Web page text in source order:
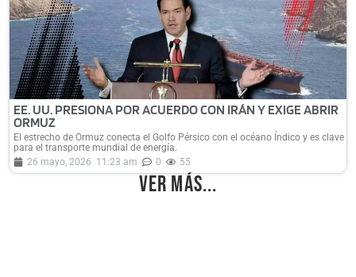
EE. UU. PRESIONA POR ACUERDO CON IRÁN Y EXIGE ABRIR
ORMUZ
El estrecho de Ormuz conecta el Golfo Pérsico con el océano Índico y es clave
para el transporte mundial de energía.
26 mayo, 2026 11:23 am 0 55
Ver más...